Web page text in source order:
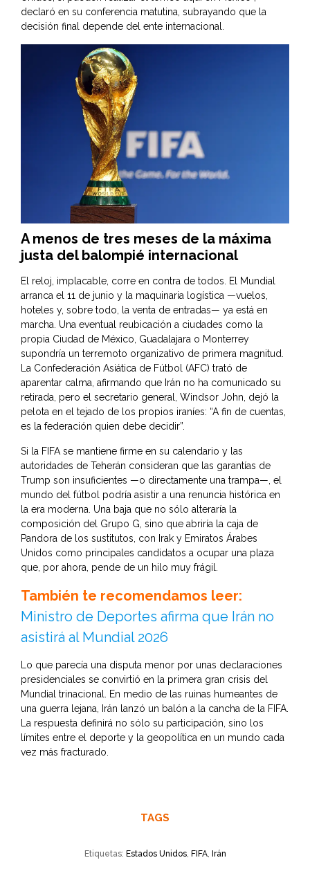
declaró en su conferencia matutina, subrayando que la
decisión final depende del ente internacional.
A menos de tres meses de la máxima
justa del balompié internacional
El reloj, implacable, corre en contra de todos. El Mundial
arranca el 11 de junio y la maquinaria logística —vuelos,
hoteles y, sobre todo, la venta de entradas— ya está en
marcha. Una eventual reubicación a ciudades como la
propia Ciudad de México, Guadalajara o Monterrey
supondría un terremoto organizativo de primera magnitud.
La Confederación Asiática de Fútbol (AFC) trató de
aparentar calma, afirmando que Irán no ha comunicado su
retirada, pero el secretario general, Windsor John, dejó la
pelota en el tejado de los propios iraníes: “A fin de cuentas,
es la federación quien debe decidir”.
Si la FIFA se mantiene firme en su calendario y las
autoridades de Teherán consideran que las garantías de
Trump son insuficientes —o directamente una trampa—, el
mundo del fútbol podría asistir a una renuncia histórica en
la era moderna. Una baja que no sólo alteraría la
composición del Grupo G, sino que abriría la caja de
Pandora de los sustitutos, con Irak y Emiratos Árabes
Unidos como principales candidatos a ocupar una plaza
que, por ahora, pende de un hilo muy frágil.
También te recomendamos leer:
Ministro de Deportes afirma que Irán no
asistirá al Mundial 2026
Lo que parecía una disputa menor por unas declaraciones
presidenciales se convirtió en la primera gran crisis del
Mundial trinacional. En medio de las ruinas humeantes de
una guerra lejana, Irán lanzó un balón a la cancha de la FIFA.
La respuesta definirá no sólo su participación, sino los
límites entre el deporte y la geopolítica en un mundo cada
vez más fracturado.
TAGS
Etiquetas: Estados Unidos, FIFA, Irán